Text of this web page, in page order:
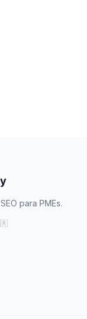
para PMEs.